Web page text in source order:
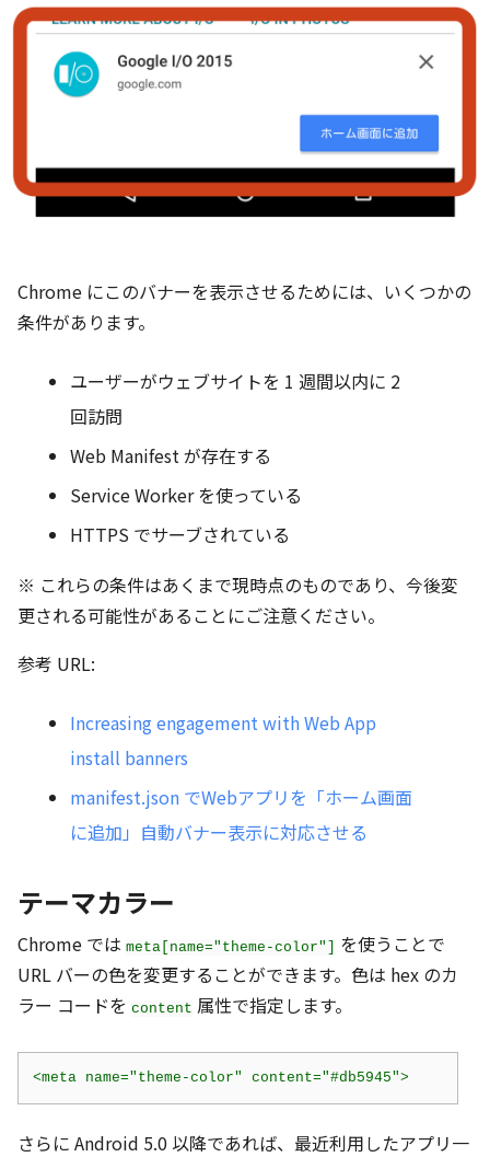
Chrome にこのバナーを表示させるためには、いくつかの
条件があります。
ユーザーがウェブサイトを 1 週間以内に 2
回訪問
Web Manifest が存在する
Service Worker を使っている
HTTPS でサーブされている
※ これらの条件はあくまで現時点のものであり、今後変
更される可能性があることにご注意ください。
参考 URL:
Increasing engagement with Web App
install banners
manifest.json でWebアプリを「ホーム画面
に追加」自動バナー表示に対応させる
テーマカラー
Chrome では meta[name="theme-color"]
を使うことで
URL バーの色を変更することができます。色は hex のカ
ラー コードを content 属性で指定します。
さらに Android 5.0 以降であれば、最近利用したアプリ一